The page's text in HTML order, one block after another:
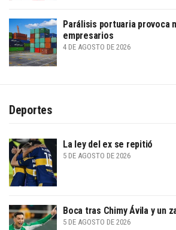
Parálisis portuaria provoca
empresarios
4 DE AGOSTO DE 2026
Deportes
La ley del ex se repitió
5 DE AGOSTO DE 2026
Boca tras Chimy Ávila y un
5 DE AGOSTO DE 2026